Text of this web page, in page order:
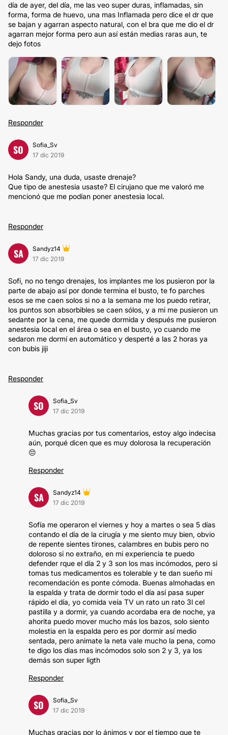
día de ayer, del día, me las veo super duras, inflamadas, sin
forma, forma de huevo, una mas Inflamada pero dice el dr que
se bajan y agarran aspecto natural, con el bra que me dio el dr
agarran mejor forma pero aun así están medias raras aun, te
dejo fotos
Responder
SO
Sofia_Sv
17 dic 2019
Hola Sandy, una duda, usaste drenaje?
Que tipo de anestesia usaste? El cirujano que me valoró me
mencionó que me podían poner anestesia local.
Responder
SA
Sandyz14
17 dic 2019
Sofi, no no tengo drenajes, los implantes me los pusieron por la
parte de abajo así por donde termina el busto, te fo parches
esos se me caen solos si no a la semana me los puedo retirar,
los puntos son absorbibles se caen sólos, y a mi me pusieron un
sedante por la cena, me quede dormida y después me pusieron
anestesia local en el área o sea en el busto, yo cuando me
sedaron me dormí en automático y desperté a las 2 horas ya
con bubis jiji
Responder
SO
Sofia_Sv
17 dic 2019
Muchas gracias por tus comentarios, estoy algo indecisa
aún, porqué dicen que es muy dolorosa la recuperación
😔
Responder
SA
Sandyz14
17 dic 2019
Sofía me operaron el viernes y hoy a martes o sea 5 días
contando el día de la cirugía y me siento muy bien, obvio
de repente sientes tirones, calambres en bubis pero no
doloroso si no extraño, en mi experiencia te puedo
defender rque el día 2 y 3 son los mas incómodos, pero si
tomas tus medicamentos es tolerable y te dan sueño mi
recomendación es ponte cómoda. Buenas almohadas en
la espalda y trata de dormir todo el día así pasa super
rápido el día, yo comida veía TV un rato un rato 3l cel
pastilla y a dormir, ya cuando acordaba era de noche, ya
ahorita puedo mover mucho más los bazos, solo siento
molestia en la espalda pero es por dormir así medio
sentada, pero animate la neta vale mucho la pena, como
te digo los días mas incómodos solo son 2 y 3, ya los
demás son super ligth
Responder
SO
Sofia_Sv
17 dic 2019
Muchas gracias por lo ánimos y por el tiempo que te